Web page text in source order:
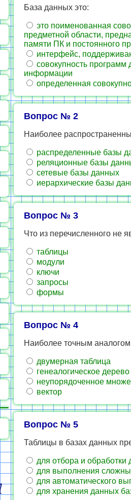
База данных это:
это поименованная
предметной области,
памяти ПК и постоянного
интерфейс,
совокупность
информации
определенная
Вопрос № 2
Наиболее
распределенные базы
реляционные базы
сетевые базы данных
иерархические базы
Вопрос № 3
Что из перечисленного не
таблицы
модули
ключи
запросы
формы
Вопрос № 4
Наиболее точным
двумерная таблица
генеалогическое дерево
неупорядоченное
вектор
Вопрос № 5
Таблицы в базах данных
для отбора и обработки
для выполнения
для автоматического
для хранения данных